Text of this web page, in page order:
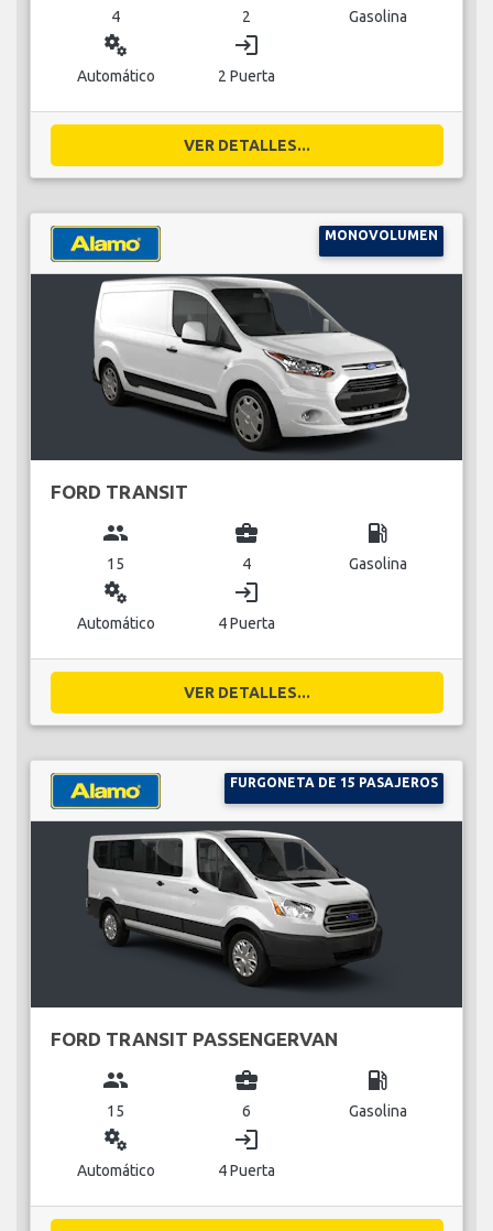
4 2 Gasolina
miscellaneous_services
Automático
login
2 Puerta
VER DETALLES...
MONOVOLUMEN
FORD TRANSIT
group
15
business_center
4
local_gas_station
Gasolina
miscellaneous_services
Automático
login
4 Puerta
VER DETALLES...
FURGONETA DE 15 PASAJEROS
FORD TRANSIT PASSENGERVAN
group
15
business_center
6
local_gas_station
Gasolina
miscellaneous_services
Automático
login
4 Puerta